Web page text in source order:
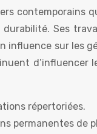
contemporains
Ses
influence sur les
d’influencer
répertoriées.
permanentes de